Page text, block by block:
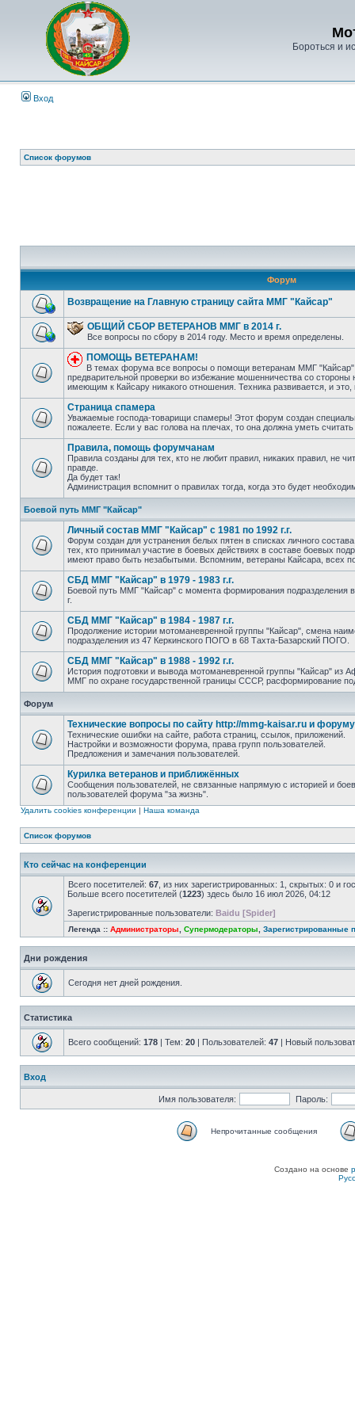
Бороться и
Вход
Список форумов
Форум
Возвращение на Главную страницу сайта ММГ "Кайсар"
ОБЩИЙ СБОР ВЕТЕРАНОВ ММГ в 2014 г.
Все вопросы по сбору в 2014 году. Место и время определены.
ПОМОЩЬ ВЕТЕРАНАМ!
В темах форума все вопросы о помощи ветеранам ММГ
предварительной проверки во избежание мошенничества со
имеющим к Кайсару никакого отношения. Техника развивается, и
Страница спамера
Уважаемые господа-товарищи спамеры! Этот форум создан
пожалеете. Если у вас голова на плечах, то она должна уметь считать
Правила, помощь форумчанам
Правила созданы для тех, кто не любит правил, никаких правил, не
правде.
Да будет так!
Администрация вспомнит о правилах тогда, когда это будет
Боевой путь ММГ "Кайсар"
Личный состав ММГ "Кайсар" с 1981 по 1992 г.г.
Форум создан для устранения белых пятен в списках личного
тех, кто принимал участие в боевых действиях в составе боевых
имеют право быть незабытыми. Вспомним, ветераны Кайсара, всех
СБД ММГ "Кайсар" в 1979 - 1983 г.г.
Боевой путь ММГ "Кайсар" с момента формирования подразделения
г.
СБД ММГ "Кайсар" в 1984 - 1987 г.г.
Продолжение истории мотоманевренной группы "Кайсар", смена
подразделения из 47 Керкинского ПОГО в 68 Тахта-Базарский ПОГО.
СБД ММГ "Кайсар" в 1988 - 1992 г.г.
История подготовки и вывода мотоманевренной группы "Кайсар" из
ММГ по охране государственной границы СССР, расформирование
Форум
Технические вопросы по сайту http://mmg-kaisar.ru и форуму
Технические ошибки на сайте, работа страниц, ссылок, приложений.
Настройки и возможности форума, права групп пользователей.
Предложения и замечания пользователей.
Курилка ветеранов и приближённых
Сообщения пользователей, не связанные напрямую с историей и
пользователей форума "за жизнь".
Удалить cookies конференции | Наша команда
Список форумов
Кто сейчас на конференции
Всего посетителей: 67 , из них зарегистрированных: 1, скрытых: 0 и
Больше всего посетителей (1223) здесь было 16 июл 2026, 04:12
Зарегистрированные пользователи: Baidu [Spider]
Легенда :: Администраторы Супермодераторы Зарегистрированные
Дни рождения
Сегодня нет дней рождения.
Статистика
Всего сообщений: 178 | Тем: 20 | Пользователей: 47 | Новый
Вход
Имя пользователя: Пароль:
Непрочитанные сообщения
Создано на основе